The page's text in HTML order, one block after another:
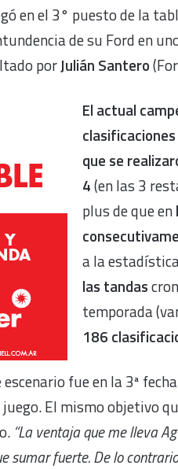
en el 3° puesto de la
de su Ford en
porJulián Santero
El actual
clasificaciones
que se
4(en las 3
plus de que en
a la
las tandas
temporada
186
fue en la 3ª
El mismo objetivo
“La ventaja que me lleva
sumar fuerte. De lo